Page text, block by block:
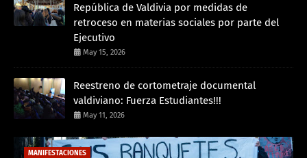
República de Valdivia por medidas de
retroceso en materias sociales por parte del
Ejecutivo
May 15, 2026
Reestreno de cortometraje documental
valdiviano: Fuerza Estudiantes!!!
May 11, 2026
MANIFESTACIONES